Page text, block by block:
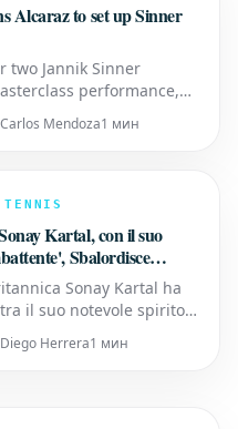
Alcaraz to set up Sinner
two Jannik Sinner
performance,
Zverev 6-2, 6-4 to
in his first-ever Indian
winning streak.
Mendoza1 мин
Kartal, con il suo
Sbalordisce
Indian WellsSonay Kartal ha
il suo notevole spirito
ottenendo una
contro l'ex
Herrera1 мин